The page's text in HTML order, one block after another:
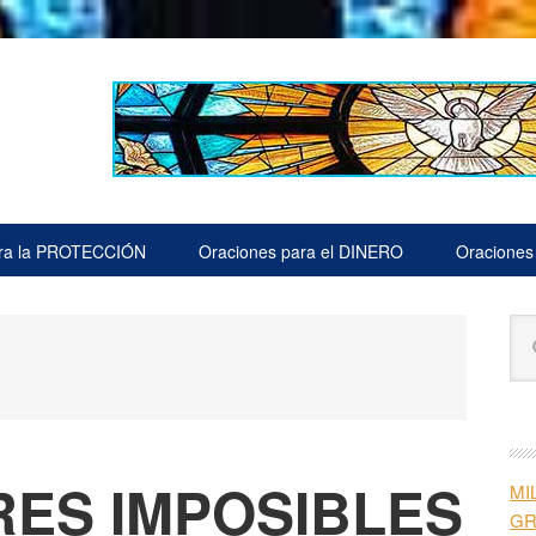
la PROTECCIÓN Oraciones para el DINERO
IMPOSIBLES